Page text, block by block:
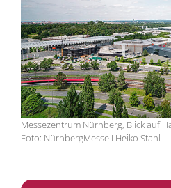
Messezentrum Nürnberg, Blick auf
Foto: NürnbergMesse I Heiko Stahl